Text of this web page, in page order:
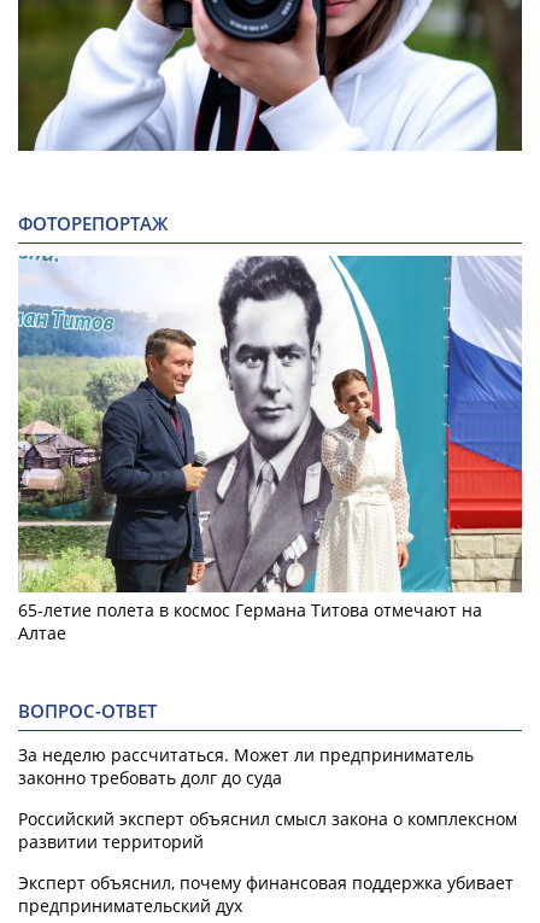
ФОТОРЕПОРТАЖ
65-летие полета в космос Германа Титова отмечают на
Алтае
ВОПРОС-ОТВЕТ
За неделю рассчитаться. Может ли предприниматель
законно требовать долг до суда
Российский эксперт объяснил смысл закона о комплексном
развитии территорий
Эксперт объяснил, почему финансовая поддержка убивает
предпринимательский дух